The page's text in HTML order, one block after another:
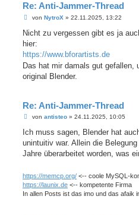
Re: Anti-Jammer-Thread
B
i
r
a
g
von NytroX » 22.11.2025, 13:22
Nicht zu vergessen gibt es ja
hier:
https://www.bforartists.de
Das hat mir damals gut gefallen,
original Blender.
Re: Anti-Jammer-Thread
B
i
r
a
von antisteo» 24.11.2025, 10:05
Ich muss sagen, Blender hat
unintuitiv war. Allein die
Jahre überarbeitet worden, was
https://memcp.org/ <-- coole MySQL-
https://launix.de <-- kompetente Firma
In allen Posts ist das imo und das afaik